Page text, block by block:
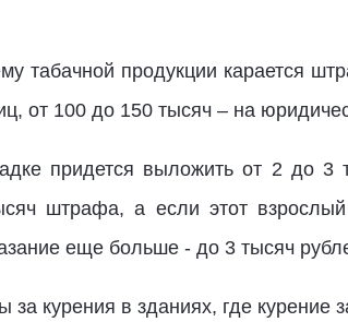
табачной продукции карается
от 100 до 150 тысяч – на
придется выложить от 2 до
штрафа, а если этот
еще больше - до 3 тысяч
курения в зданиях, где курение